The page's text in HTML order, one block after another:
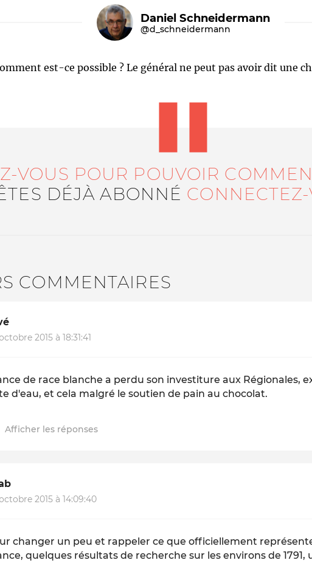
Daniel Schneidermann
@d_schneidermann
est-ce possible ? Le général ne peut pas avoir dit une
VOUS POUR POUVOIR
DÉJÀ ABONNÉ
COMMENTAIRES
2015 à 18:31:41
de race blanche a perdu son investiture aux Régionales,
d'eau, et cela malgré le soutien de pain au chocolat.
2015 à 14:09:40
changer un peu et rappeler ce que officiellement
quelques résultats de recherche sur les environs de 1791,